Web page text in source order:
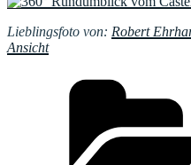
Lieblingsfoto von: Robert
Ansicht